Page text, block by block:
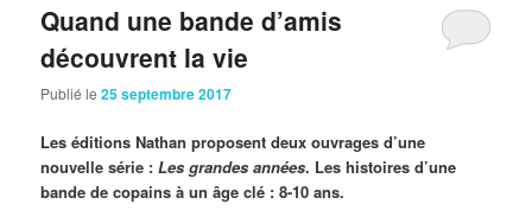
Quand une bande d’amis
découvrent la vie
Publié le25 septembre 2017
Les éditions Nathan proposent deux ouvrages d’une
nouvelle série :Les grandes années. Les histoires d’une
bande de copains à un âge clé : 8-10 ans.